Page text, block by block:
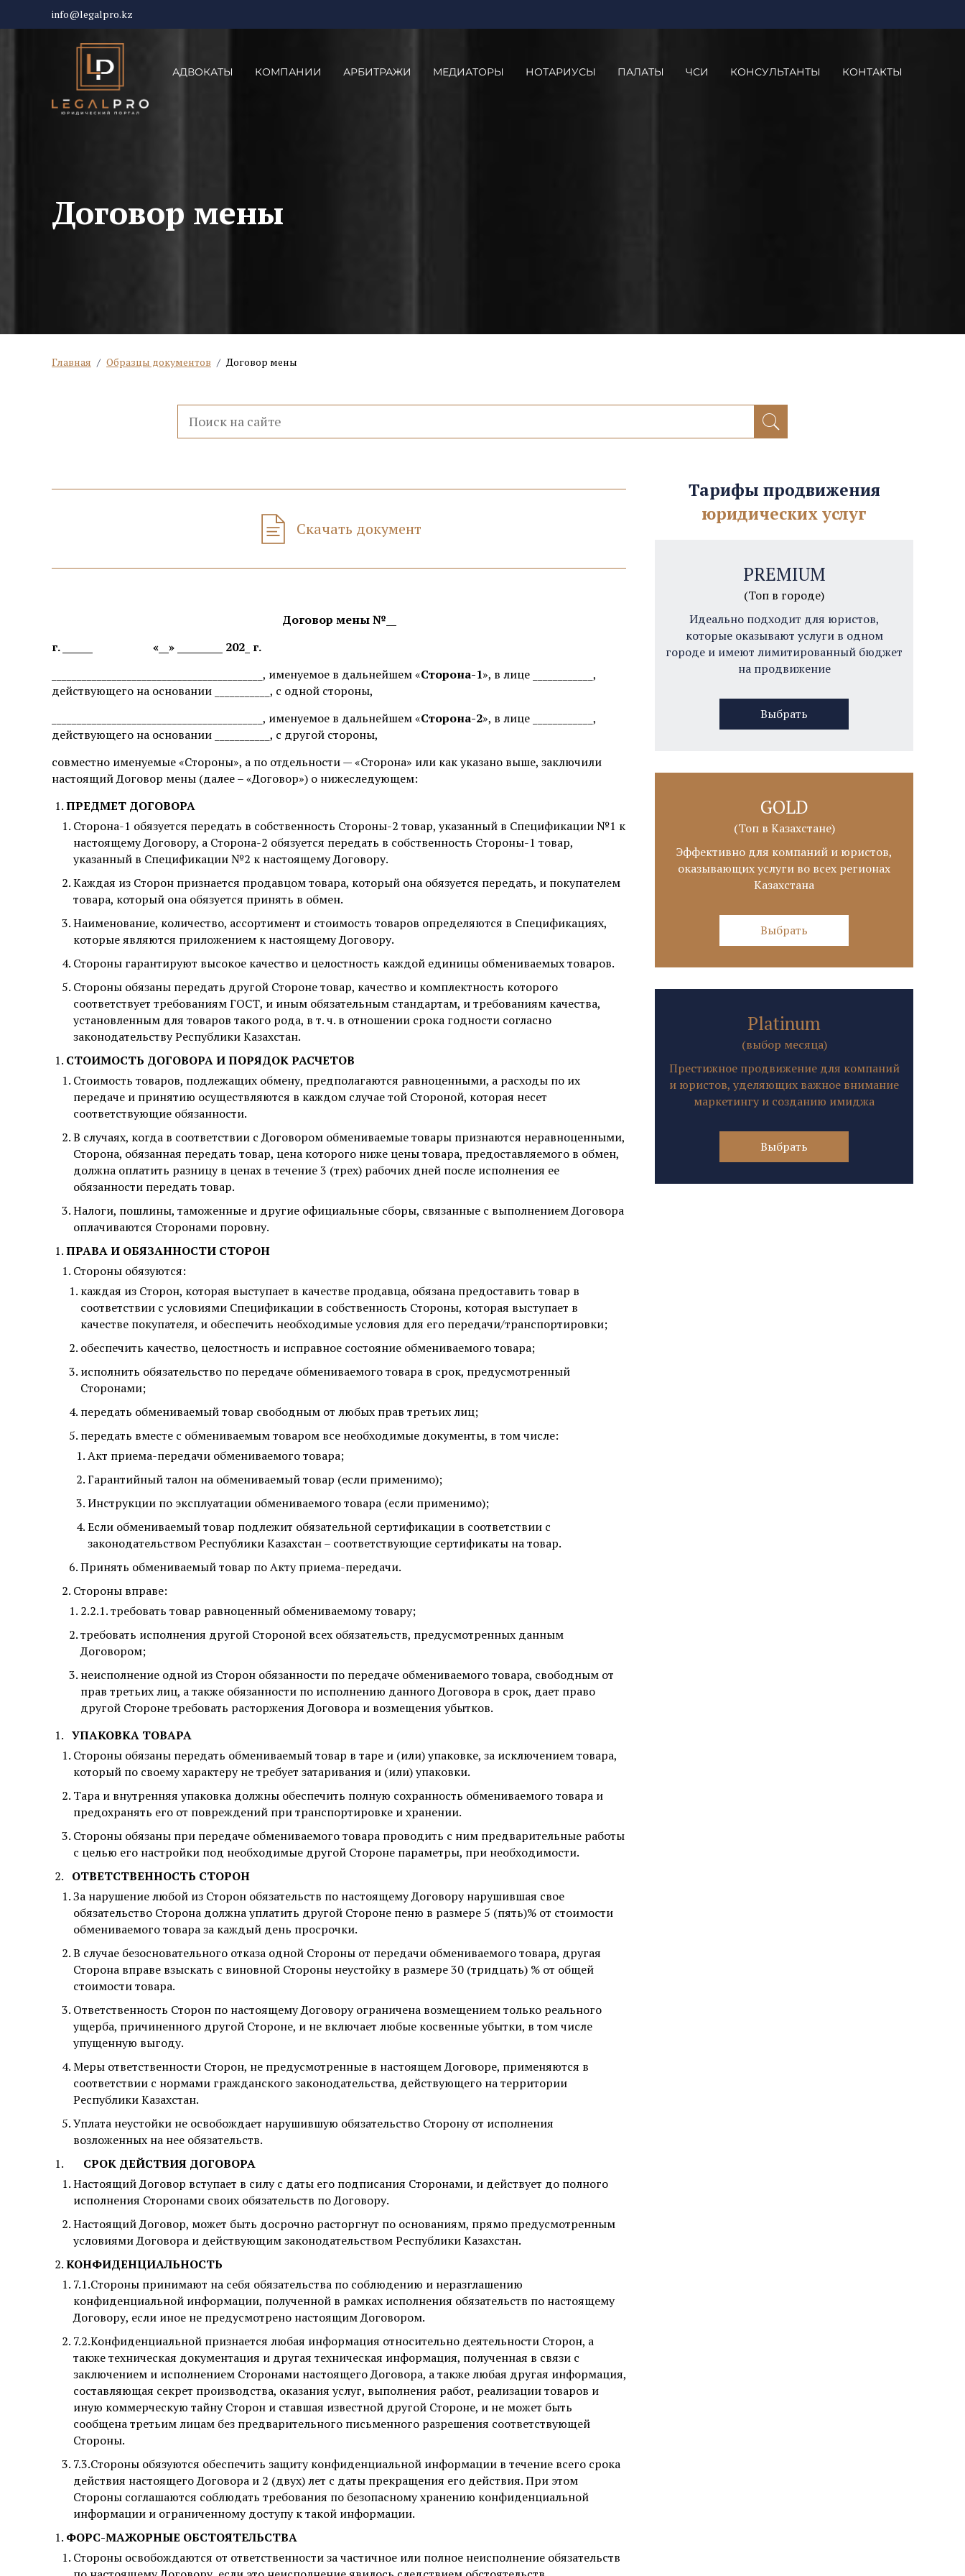
info@legalpro.kz
АДВОКАТЫ КОМПАНИИ АРБИТРАЖИ МЕДИАТОРЫ НОТАРИУСЫ ПАЛАТЫ ЧСИ КОНСУЛЬТАНТЫ КОНТАКТЫ
Договор мены
Главная / Образцы документов / Договор мены
Скачать документ
Договор мены №__
г. ______
«__» _________ 202_ г.
__________________________________________, именуемое в дальнейшем «Сторона-1», в лице ____________,
действующего на основании ___________, с одной стороны,
__________________________________________, именуемое в дальнейшем «Сторона-2», в лице ____________,
действующего на основании ___________, с другой стороны,
совместно именуемые «Стороны», а по отдельности — «Сторона» или как указано выше, заключили
настоящий Договор мены (далее – «Договор») о нижеследующем:
ПРЕДМЕТ ДОГОВОРА
Сторона-1 обязуется передать в собственность Стороны-2 товар, указанный в Спецификации №1 к
настоящему Договору, а Сторона-2 обязуется передать в собственность Стороны-1 товар,
указанный в Спецификации №2 к настоящему Договору.
Каждая из Сторон признается продавцом товара, который она обязуется передать, и покупателем
товара, который она обязуется принять в обмен.
Наименование, количество, ассортимент и стоимость товаров определяются в Спецификациях,
которые являются приложением к настоящему Договору.
Стороны гарантируют высокое качество и целостность каждой единицы обмениваемых товаров.
Стороны обязаны передать другой Стороне товар, качество и комплектность которого
соответствует требованиям ГОСТ, и иным обязательным стандартам, и требованиям качества,
установленным для товаров такого рода, в т. ч. в отношении срока годности согласно
законодательству Республики Казахстан.
СТОИМОСТЬ ДОГОВОРА И ПОРЯДОК РАСЧЕТОВ
Стоимость товаров, подлежащих обмену, предполагаются равноценными, а расходы по их
передаче и принятию осуществляются в каждом случае той Стороной, которая несет
соответствующие обязанности.
В случаях, когда в соответствии с Договором обмениваемые товары признаются неравноценными,
Сторона, обязанная передать товар, цена которого ниже цены товара, предоставляемого в обмен,
должна оплатить разницу в ценах в течение 3 (трех) рабочих дней после исполнения ее
обязанности передать товар.
Налоги, пошлины, таможенные и другие официальные сборы, связанные с выполнением Договора
оплачиваются Сторонами поровну.
ПРАВА И ОБЯЗАННОСТИ СТОРОН
Стороны обязуются:
каждая из Сторон, которая выступает в качестве продавца, обязана предоставить товар в
соответствии с условиями Спецификации в собственность Стороны, которая выступает в
качестве покупателя, и обеспечить необходимые условия для его передачи/транспортировки;
обеспечить качество, целостность и исправное состояние обмениваемого товара;
исполнить обязательство по передаче обмениваемого товара в срок, предусмотренный
Сторонами;
передать обмениваемый товар свободным от любых прав третьих лиц;
передать вместе с обмениваемым товаром все необходимые документы, в том числе:
Акт приема-передачи обмениваемого товара;
Гарантийный талон на обмениваемый товар (если применимо);
Инструкции по эксплуатации обмениваемого товара (если применимо);
Если обмениваемый товар подлежит обязательной сертификации в соответствии с
законодательством Республики Казахстан – соответствующие сертификаты на товар.
Принять обмениваемый товар по Акту приема-передачи.
Стороны вправе:
2.2.1. требовать товар равноценный обмениваемому товару;
требовать исполнения другой Стороной всех обязательств, предусмотренных данным
Договором;
неисполнение одной из Сторон обязанности по передаче обмениваемого товара, свободным от
прав третьих лиц, а также обязанности по исполнению данного Договора в срок, дает право
другой Стороне требовать расторжения Договора и возмещения убытков.
УПАКОВКА ТОВАРА
Стороны обязаны передать обмениваемый товар в таре и (или) упаковке, за исключением товара,
который по своему характеру не требует затаривания и (или) упаковки.
Тара и внутренняя упаковка должны обеспечить полную сохранность обмениваемого товара и
предохранять его от повреждений при транспортировке и хранении.
Стороны обязаны при передаче обмениваемого товара проводить с ним предварительные работы
с целью его настройки под необходимые другой Стороне параметры, при необходимости.
ОТВЕТСТВЕННОСТЬ СТОРОН
За нарушение любой из Сторон обязательств по настоящему Договору нарушившая свое
обязательство Сторона должна уплатить другой Стороне пеню в размере 5 (пять)% от стоимости
обмениваемого товара за каждый день просрочки.
В случае безосновательного отказа одной Стороны от передачи обмениваемого товара, другая
Сторона вправе взыскать с виновной Стороны неустойку в размере 30 (тридцать) % от общей
стоимости товара.
Ответственность Сторон по настоящему Договору ограничена возмещением только реального
ущерба, причиненного другой Стороне, и не включает любые косвенные убытки, в том числе
упущенную выгоду.
Меры ответственности Сторон, не предусмотренные в настоящем Договоре, применяются в
соответствии с нормами гражданского законодательства, действующего на территории
Республики Казахстан.
Уплата неустойки не освобождает нарушившую обязательство Сторону от исполнения
возложенных на нее обязательств.
СРОК ДЕЙСТВИЯ ДОГОВОРА
Настоящий Договор вступает в силу с даты его подписания Сторонами, и действует до полного
исполнения Сторонами своих обязательств по Договору.
Настоящий Договор, может быть досрочно расторгнут по основаниям, прямо предусмотренным
условиями Договора и действующим законодательством Республики Казахстан.
КОНФИДЕНЦИАЛЬНОСТЬ
7.1.Стороны принимают на себя обязательства по соблюдению и неразглашению
конфиденциальной информации, полученной в рамках исполнения обязательств по настоящему
Договору, если иное не предусмотрено настоящим Договором.
7.2.Конфиденциальной признается любая информация относительно деятельности Сторон, а
также техническая документация и другая техническая информация, полученная в связи с
заключением и исполнением Сторонами настоящего Договора, а также любая другая информация,
составляющая секрет производства, оказания услуг, выполнения работ, реализации товаров и
иную коммерческую тайну Сторон и ставшая известной другой Стороне, и не может быть
сообщена третьим лицам без предварительного письменного разрешения соответствующей
Стороны.
7.3.Стороны обязуются обеспечить защиту конфиденциальной информации в течение всего срока
действия настоящего Договора и 2 (двух) лет с даты прекращения его действия. При этом
Стороны соглашаются соблюдать требования по безопасному хранению конфиденциальной
информации и ограниченному доступу к такой информации.
ФОРС-МАЖОРНЫЕ ОБСТОЯТЕЛЬСТВА
Стороны освобождаются от ответственности за частичное или полное неисполнение обязательств
Тарифы продвижения
юридических услуг
PREMIUM
(Топ в городе)
Идеально подходит для юристов,
которые оказывают услуги в одном
городе и имеют лимитированный бюджет
на продвижение
Выбрать
GOLD
(Топ в Казахстане)
Эффективно для компаний и юристов,
оказывающих услуги во всех регионах
Казахстана
Выбрать
Platinum
(выбор месяца)
Престижное продвижение для компаний
и юристов, уделяющих важное внимание
маркетингу и созданию имиджа
Выбрать